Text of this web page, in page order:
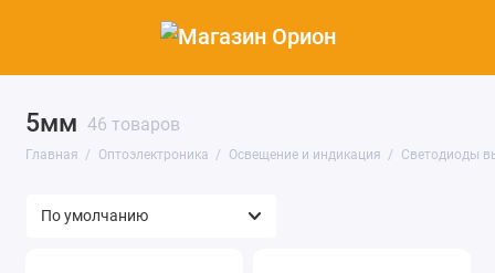
5мм 46 товаров
Главная Оптоэлектроника Освещение и индикация Светодиоды
Освещение и индикация
Показать все